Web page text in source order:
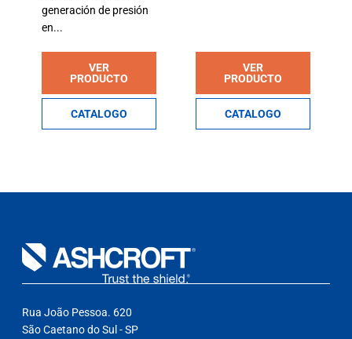
generación de presión
en...
VER
PRODUCTO
CATALOGO
VER
PRODUCTO
CATALOGO
Rua João Pessoa. 620
São Caetano do Sul - SP